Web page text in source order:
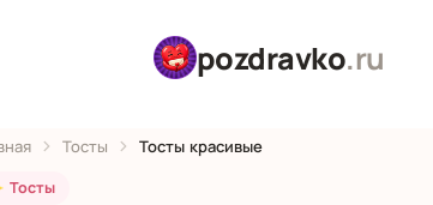
pozdravko.ru
Тосты Тосты красивые
Тосты